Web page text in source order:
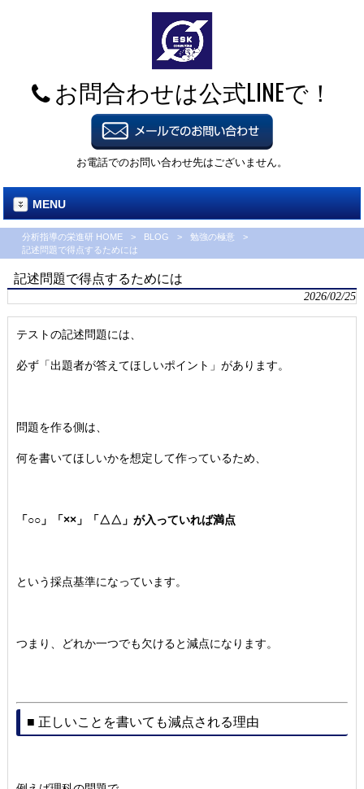
お問合わせは公式LINEで！
お電話でのお問い合わせ先はございません。
MENU
分析指導の栄進研 HOME > BLOG > 勉強の極意
>
記述問題で得点するためには
記述問題で得点するためには
2026/02/25
テストの記述問題には、
必ず「出題者が答えてほしいポイント」があります。
問題を作る側は、
何を書いてほしいかを想定して作っているため、
「○○」「××」「△△」が入っていれば満点
という採点基準になっています。
つまり、どれか一つでも欠けると減点になります。
■ 正しいことを書いても減点される理由